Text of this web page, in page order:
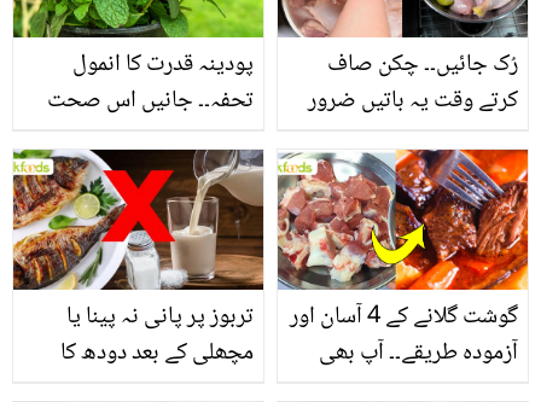
پودینہ قدرت کا انمول
تحفہ۔۔ جانیں اس صحت
انگیز طبی فوائد
رُک جائیں۔۔ چکن صاف
کرتے وقت یہ باتیں ضرور
تربوز پر پانی نہ پینا یا
مچھلی کے بعد دودھ کا
گوشت گلانے کے 4 آسان اور
آزمودہ طریقے۔۔ آپ بھی